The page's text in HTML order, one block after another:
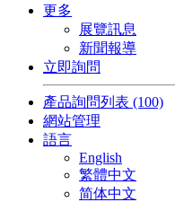
更多
展覽訊息
新聞報導
立即詢問
產品詢問列表 (100)
網站管理
語言
English
繁體中文
简体中文